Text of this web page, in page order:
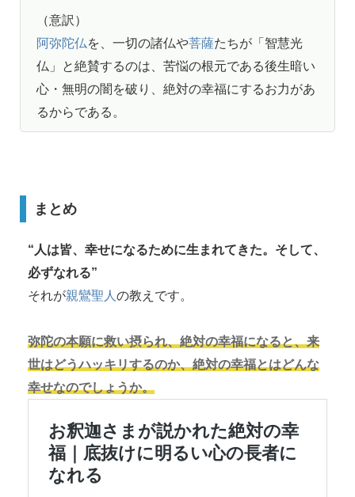
（意訳）
阿弥陀仏を、一切の諸仏や菩薩たちが「智慧光
仏」と絶賛するのは、苦悩の根元である後生暗い
心・無明の闇を破り、絶対の幸福にするお力があ
るからである。
まとめ
“人は皆、幸せになるために生まれてきた。そして、
必ずなれる”
それが親鸞聖人 の教えです。
弥陀の本願に救い摂られ、絶対の幸福になると、来
世はどうハッキリするのか、絶対の幸福とはどんな
幸せなのでしょうか。